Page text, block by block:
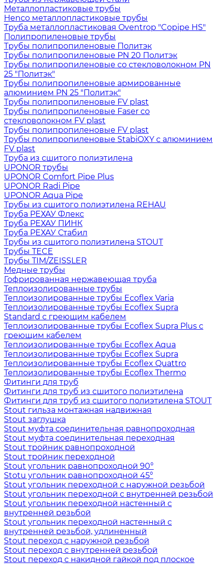
Металлопластиковые трубы
Henco металлопластиковые трубы
Труба металлопластиковая Oventrop "Copipe HS"
Полипропиленовые трубы
Трубы полипропиленовые Политэк
Трубы полипропиленовые PN 20 Политэк
Трубы полипропиленовые со стекловолокном PN
25 "Политэк"
Трубы полипропиленовые армированные
алюминием PN 25 "Политэк"
Трубы полипропиленовые FV plast
Трубы полипропиленовые Faser со
стекловолокном FV plast
Трубы полипропиленовые FV plast
Трубы полипропиленовые StabiOXY с алюминием
FV plast
Труба из сшитого полиэтилена
UPONOR трубы
UPONOR Comfort Pipe Plus
UPONOR Radi Pipe
UPONOR Aqua Pipe
Трубы из сшитого полиэтилена REHAU
Труба РЕХАУ Флекс
Труба РЕХАУ ПИНК
Труба РЕХАУ Стабил
Трубы из сшитого полиэтилена STOUT
Трубы TECE
Трубы TIM/ZEISSLER
Медные трубы
Гофрированная нержавеющая труба
Теплоизолированные трубы
Теплоизолированные трубы Ecoflex Varia
Теплоизолированные трубы Ecoflex Supra
Standard с греющим кабелем
Теплоизолированные трубы Ecoflex Supra Plus с
греющим кабелем
Теплоизолированные трубы Ecoflex Aqua
Теплоизолированные трубы Ecoflex Supra
Теплоизолированные трубы Ecoflex Quattro
Теплоизолированные трубы Ecoflex Thermo
Фитинги для труб
Фитинги для труб из сшитого полиэтилена
Фитинги для труб из сшитого полиэтилена STOUT
Stout гильза монтажная надвижная
Stout заглушка
Stout муфта соединительная равнопроходная
Stout муфта соединительная переходная
Stout тройник равнопроходной
Stout тройник переходной
Stout угольник равнопроходной 90°
Stotu угольник равнопроходной 45°
Stout угольник переходной с наружной резьбой
Stout угольник переходной с внутренней резьбой
Stout угольник переходной настенный с
внутренней резьбой
Stout угольник переходной настенный с
внутренней резьбой, удлиненный
Stout переход с наружной резьбой
Stout переход с внутренней резьбой
Stout переход с накидной гайкой под плоское